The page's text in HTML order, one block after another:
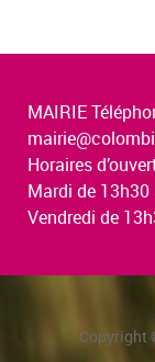
MAIRIE
Horaires
Mardi de
Vendredi de
Copyright